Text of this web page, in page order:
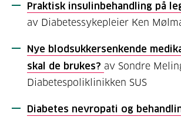
Praktisk insulinbehandling på
av Diabetessykepleier Ken
Nye blodsukkersenkende
skal de brukes? av Sondre
Diabetespoliklinikken SUS
Diabetes nevropati og